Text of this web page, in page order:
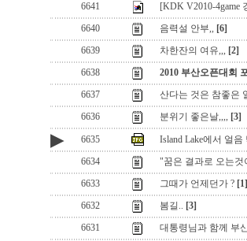
6641
[KDK V2010-4game
6640
음력설 안부,, [6]
6639
차한잔의 여유,,, [2]
6638
2010 부산오픈대회
6637
산다는 것은 참좋은
6636
분위기 좋은날,,,, [3]
▶ 6635
Island Lake에서 얼음
6634
"꿈은 결과로 오는것
6633
그때가 언제던가 ? [1]
6632
봄길.. [3]
6631
대통령님과 함께 부